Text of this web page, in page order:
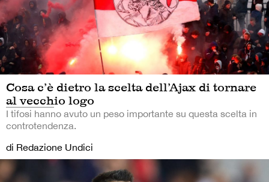
Cosa c’è dietro la scelta dell’Ajax di tornare
al vecchio logo
I tifosi hanno avuto un peso importante su questa scelta in
controtendenza.
di Redazione Undici